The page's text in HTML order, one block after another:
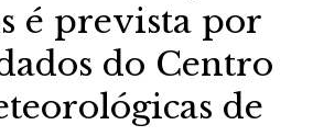
é prevista por
do Centro
de